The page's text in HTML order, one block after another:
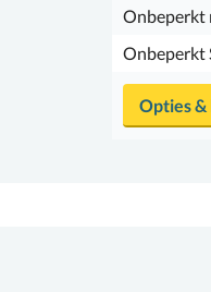
Onbeperkt
Onbeperkt
Opties &